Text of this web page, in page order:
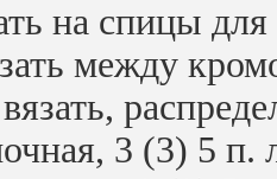
на спицы
между
3 (3) 5 п.